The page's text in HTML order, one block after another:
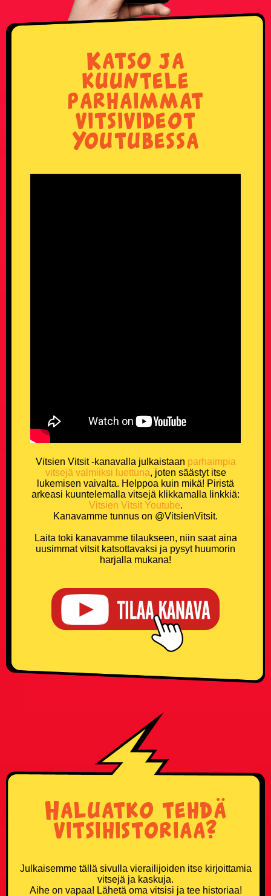
Katso ja
kuuntele
parhaimmat
vitsivideot
Youtubessa
Vitsien Vitsit -kanavalla julkaistaan parhaimpia
vitsejä valmiiksi luettuna, joten säästyt itse
lukemisen vaivalta. Helppoa kuin mikä! Piristä
arkeasi kuuntelemalla vitsejä klikkamalla linkkiä:
Vitsien Vitsit Youtube.
Kanavamme tunnus on @VitsienVitsit.
Laita toki kanavamme tilaukseen, niin saat aina
uusimmat vitsit katsottavaksi ja pysyt huumorin
harjalla mukana!
Haluatko tehdä
vitsihistoriaa?
Julkaisemme tällä sivulla vierailijoiden itse kirjoittamia
vitsejä ja kaskuja.
Aihe on vapaa! Lähetä oma vitsisi ja tee historiaa!